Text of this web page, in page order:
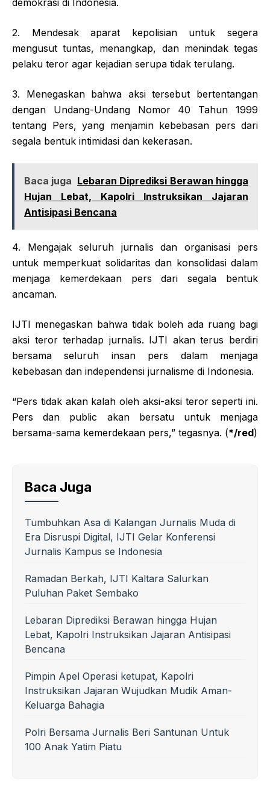
2. Mendesak aparat kepolisian untuk segera
mengusut tuntas, menangkap, dan menindak tegas
pelaku teror agar kejadian serupa tidak terulang.
3. Menegaskan bahwa aksi tersebut bertentangan
dengan Undang-Undang Nomor 40 Tahun 1999
tentang Pers, yang menjamin kebebasan pers dari
segala bentuk intimidasi dan kekerasan.
Baca juga Lebaran Diprediksi Berawan hingga
Hujan Lebat, Kapolri Instruksikan Jajaran
Antisipasi Bencana
4. Mengajak seluruh jurnalis dan organisasi pers
untuk memperkuat solidaritas dan konsolidasi dalam
menjaga kemerdekaan pers dari segala bentuk
ancaman.
IJTI menegaskan bahwa tidak boleh ada ruang bagi
aksi teror terhadap jurnalis. IJTI akan terus berdiri
bersama seluruh insan pers dalam menjaga
kebebasan dan independensi jurnalisme di Indonesia.
“Pers tidak akan kalah oleh aksi-aksi teror seperti ini.
Pers dan public akan bersatu untuk menjaga
bersama-sama kemerdekaan pers,” tegasnya. (*/red)
Baca Juga
Tumbuhkan Asa di Kalangan Jurnalis Muda di
Era Disruspi Digital, IJTI Gelar Konferensi
Jurnalis Kampus se Indonesia
Ramadan Berkah, IJTI Kaltara Salurkan
Puluhan Paket Sembako
Lebaran Diprediksi Berawan hingga Hujan
Lebat, Kapolri Instruksikan Jajaran Antisipasi
Bencana
Pimpin Apel Operasi ketupat, Kapolri
Instruksikan Jajaran Wujudkan Mudik Aman-
Keluarga Bahagia
Polri Bersama Jurnalis Beri Santunan Untuk
100 Anak Yatim Piatu